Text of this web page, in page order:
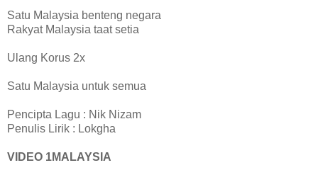
Satu Malaysia benteng negara
Rakyat Malaysia taat setia
Ulang Korus 2x
Satu Malaysia untuk semua
Pencipta Lagu : Nik Nizam
Penulis Lirik : Lokgha
VIDEO 1MALAYSIA